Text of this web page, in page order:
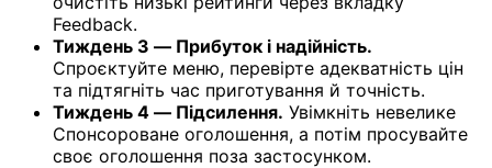
Feedback.
Тиждень 3 — Прибуток і надійність.
Спроєктуйте меню, перевірте адекватність цін
та підтягніть час приготування й точність.
Тиждень 4 — Підсилення. Увімкніть невелике
Спонсороване оголошення, а потім просувайте
своє оголошення поза застосунком.